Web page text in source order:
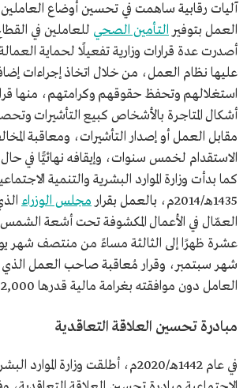
آليات رقابية ساهمت في تحسين أوضاع
العمل بتوفير التأمين الصحي للعاملين في
أصدرت عدة قرارات وزارية تفعيلًا لحماية
عليها نظام العمل، من خلال اتخاذ إجراءات
استغلالهم وتحفظ حقوقهم وكرامتهم، منها
أشكال المتاجرة بالأشخاص كبيع التأشيرات
مقابل العمل أو إصدار التأشيرات، ومعاقبة
الاستقدام لخمس سنوات، وإيقافه نهائيًّا في حال
كما بدأت وزارة الموارد البشرية والتنمية
1435هـ/2014م، بالعمل بقرار
مجلس الوزراء
العمّال في الأعمال المكشوفة تحت أشعة الشمس
عشرة ظهرًا إلى الثالثة مساءً من منتصف شهر
شهر سبتمبر، وقرار مُعاقبة صاحب العمل الذي
العامل دون موافقته بغرامة مالية قدرها 2,000 ريال، وغيرها.
مبادرة تحسين العلاقة التعاقدية
في عام 1442هـ/2020م، أطلقت وزارة